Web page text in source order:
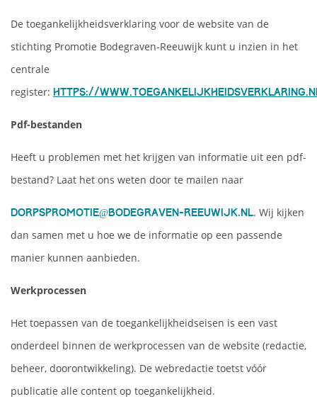
De toegankelijkheidsverklaring voor de website van de
stichting Promotie Bodegraven-Reeuwijk kunt u inzien in het
centrale
register: https://
Pdf-bestanden
Heeft u problemen met het krijgen van informatie uit een pdf-
bestand? Laat het ons weten door te mailen naar
dorpspromotie@bodegraven-reeuwijk.nl. Wij kijken
dan samen met u hoe we de informatie op een passende
manier kunnen aanbieden.
Werkprocessen
Het toepassen van de toegankelijkheidseisen is een vast
onderdeel binnen de werkprocessen van de website (redactie,
beheer, doorontwikkeling). De webredactie toetst vóór
publicatie alle content op toegankelijkheid.